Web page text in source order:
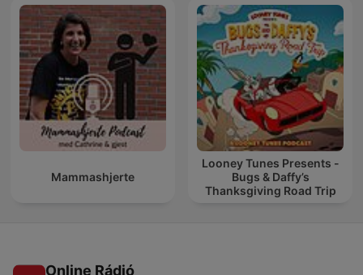
Mammashjerte
Looney Tunes Presents -
Bugs & Daffy’s
Thanksgiving Road Trip
Online Rádió